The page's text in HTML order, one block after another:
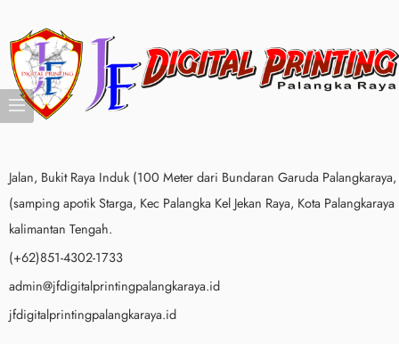
Jalan, Bukit Raya Induk (100 Meter dari Bundaran Garuda Palangkaraya,
(samping apotik Starga, Kec Palangka Kel Jekan Raya, Kota Palangkaraya
kalimantan Tengah.
(+62)851-4302-1733
admin@jfdigitalprintingpalangkaraya.id
jfdigitalprintingpalangkaraya.id